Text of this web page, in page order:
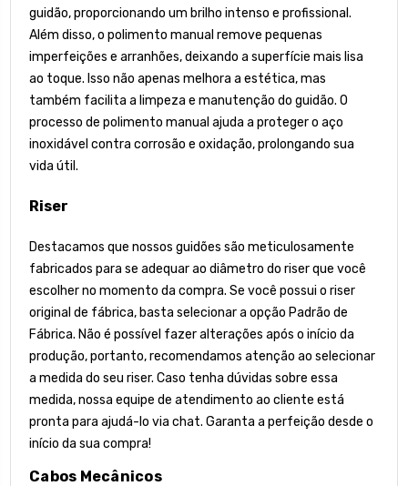
guidão, proporcionando um brilho intenso e profissional.
Além disso, o polimento manual remove pequenas
imperfeições e arranhões, deixando a superfície mais lisa
ao toque. Isso não apenas melhora a estética, mas
também facilita a limpeza e manutenção do guidão. O
processo de polimento manual ajuda a proteger o aço
inoxidável contra corrosão e oxidação, prolongando sua
vida útil.
Riser
Destacamos que nossos guidões são meticulosamente
fabricados para se adequar ao diâmetro do riser que você
escolher no momento da compra. Se você possui o riser
original de fábrica, basta selecionar a opção Padrão de
Fábrica. Não é possível fazer alterações após o início da
produção, portanto, recomendamos atenção ao selecionar
a medida do seu riser. Caso tenha dúvidas sobre essa
medida, nossa equipe de atendimento ao cliente está
pronta para ajudá-lo via chat. Garanta a perfeição desde o
início da sua compra!
Cabos Mecânicos